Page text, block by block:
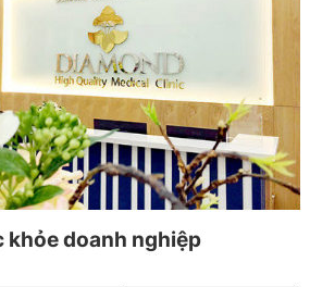
khỏe doanh nghiệp